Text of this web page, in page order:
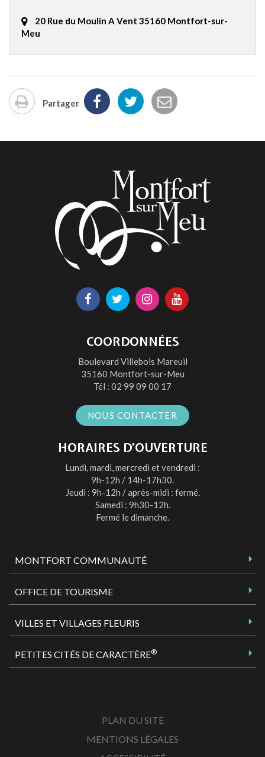
20 Rue du Moulin A Vent 35160 Montfort-sur-
Meu
Imprimer
Partager
Lien
le
compte
Facebook
Lien
le
compte
Twitter
Lien
le
compte
Instagram
Lien
la
chaîne
Youtube
COORDONNÉES
Boulevard Villebois Mareuil
35160 Montfort-sur-Meu
Tél : 02 99 09 00 17
NOUS CONTACTER
HORAIRES D’OUVERTURE
Lundi, mardi, mercredi et vendredi :
9h-12h / 14h-17h30.
Jeudi : 9h-12h / après-midi : fermé.
Samedi : 9h30-12h.
Fermé le dimanche.
MONTFORT COMMUNAUTÉ
OFFICE DE TOURISME
VILLES ET VILLAGES FLEURIS
PETITES CITÉS DE CARACTÈRE®
PLAN DU SITE
MENTIONS LÉGALES